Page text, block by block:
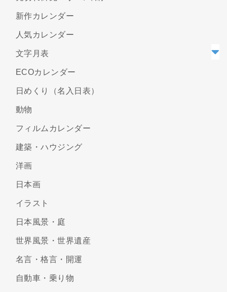
新作カレンダー
人気カレンダー
文字月表
ECOカレンダー
日めくり（名入日表）
動物
フィルムカレンダー
建築・ハウジング
洋画
日本画
イラスト
日本風景・庭
世界風景・世界遺産
名言・格言・開運
自動車・乗り物